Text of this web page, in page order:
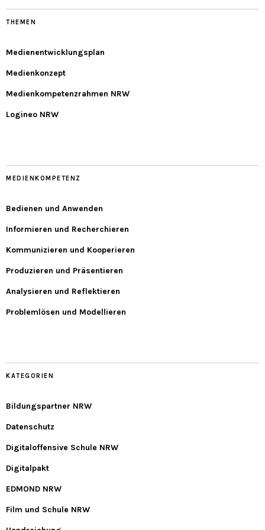
THEMEN
Medienentwicklungsplan
Medienkonzept
Medienkompetenzrahmen NRW
Logineo NRW
MEDIENKOMPETENZ
Bedienen und Anwenden
Informieren und Recherchieren
Kommunizieren und Kooperieren
Produzieren und Präsentieren
Analysieren und Reflektieren
Problemlösen und Modellieren
KATEGORIEN
Bildungspartner NRW
Datenschutz
Digitaloffensive Schule NRW
Digitalpakt
EDMOND NRW
Film und Schule NRW